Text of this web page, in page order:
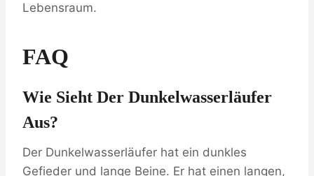
Lebensraum.
FAQ
Wie Sieht Der Dunkelwasserläufer
Aus?
Der Dunkelwasserläufer hat ein dunkles
Gefieder und lange Beine. Er hat einen langen,